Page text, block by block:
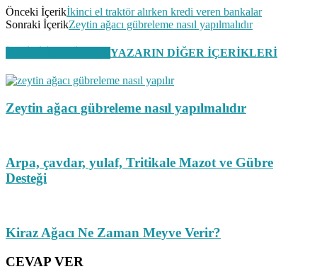
Önceki İçerikİkinci el traktör alırken kredi veren bankalar
Sonraki İçerikZeytin ağacı gübreleme nasıl yapılmalıdır
YAZARIN DİĞER İÇERİKLERİ
Zeytin ağacı gübreleme nasıl yapılmalıdır
Arpa, çavdar, yulaf, Tritikale Mazot ve Gübre
Desteği
Kiraz Ağacı Ne Zaman Meyve Verir?
CEVAP VER